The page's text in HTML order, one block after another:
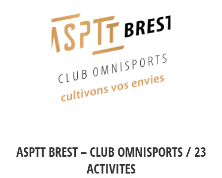
ASPTT BREST – CLUB OMNISPORTS / 23
ACTIVITES